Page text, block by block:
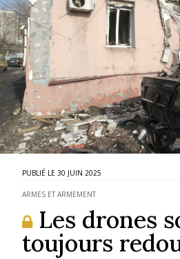
30 JUIN 2025
ARMES ET ARMEMENT
Les drones
toujours